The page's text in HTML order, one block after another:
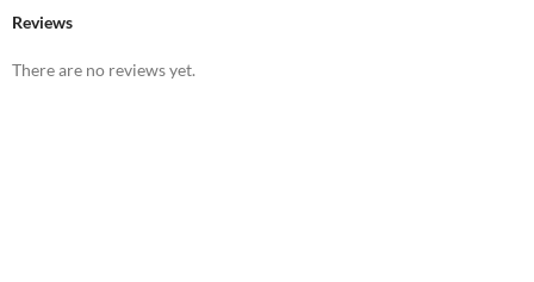
Reviews
There are no reviews yet.